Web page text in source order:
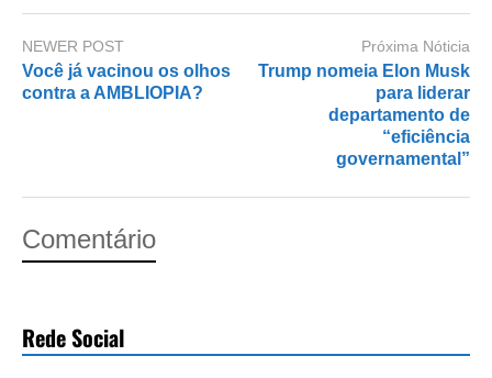
NEWER POST
Você já vacinou os olhos
contra a AMBLIOPIA?
Próxima Nóticia
Trump nomeia Elon Musk
para liderar
departamento de
“eficiência
governamental”
Comentário
Rede Social